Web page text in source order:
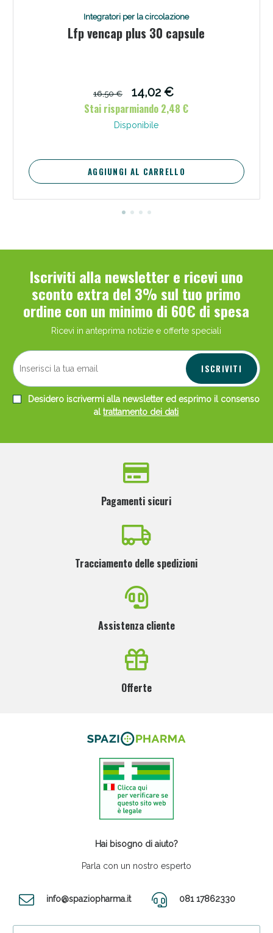
Integratori per la circolazione
Lfp vencap plus 30 capsule
16,50 €
14,02 €
Stai risparmiando 2,48 €
Disponibile
AGGIUNGI AL CARRELLO
Iscriviti alla newsletter e ricevi uno
sconto extra del 3% sul tuo primo
ordine con un minimo di 60€ di spesa
Ricevi in anteprima notizie e offerte speciali
ISCRIVITI
Desidero iscrivermi alla newsletter ed esprimo il consenso
altrattamento dei dati
Pagamenti sicuri
Tracciamento delle spedizioni
Assistenza cliente
Offerte
Hai bisogno di aiuto?
Parla con un nostro esperto
info@spaziopharma.it 081 17862330